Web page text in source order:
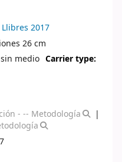
2017
26 cm
sin medio Carrier type:
- -- Metodología